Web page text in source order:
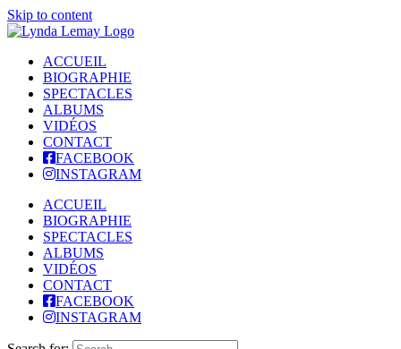
Skip to content
ACCUEIL
BIOGRAPHIE
SPECTACLES
ALBUMS
VIDÉOS
CONTACT
FACEBOOK
INSTAGRAM
ACCUEIL
BIOGRAPHIE
SPECTACLES
ALBUMS
VIDÉOS
CONTACT
FACEBOOK
INSTAGRAM